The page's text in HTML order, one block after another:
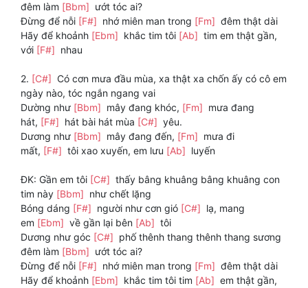
đêm làm [Bbm] ướt tóc ai?
Đừng để nỗi [F#] nhớ miên man trong [Fm] đêm thật dài
Hãy để khoảnh [Ebm] khắc tim tôi [Ab] tim em thật gần,
với [F#] nhau
2. [C#] Có cơn mưa đầu mùa, xa thật xa chốn ấy có cô em
ngày nào, tóc ngắn ngang vai
Dường như [Bbm] mây đang khóc, [Fm] mưa đang
hát, [F#] hát bài hát mùa [C#] yêu.
Dương như [Bbm] mây đang đến, [Fm] mưa đi
mất, [F#] tôi xao xuyến, em lưu [Ab] luyến
ĐK: Gần em tôi [C#] thấy bâng khuâng bâng khuâng con
tim này [Bbm] như chết lặng
Bóng dáng [F#] người như cơn gió [C#] lạ, mang
em [Ebm] về gần lại bên [Ab] tôi
Dương như góc [C#] phố thênh thang thênh thang sương
đêm làm [Bbm] ướt tóc ai?
Đừng để nỗi [F#] nhớ miên man trong [Fm] đêm thật dài
Hãy để khoảnh [Ebm] khắc tim tôi tim [Ab] em thật gần,